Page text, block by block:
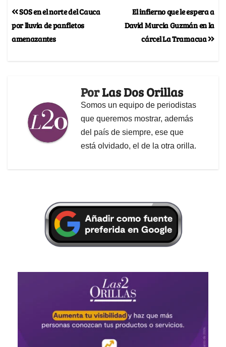
El infierno que le espera a
David Murcia Guzmán en la
cárcel La Tramacua
SOS en el norte del Cauca
por lluvia de panfletos
amenazantes
PorLas Dos Orillas
Somos un equipo de periodistas
que queremos mostrar, además
del país de siempre, ese que
está olvidado, el de la otra orilla.